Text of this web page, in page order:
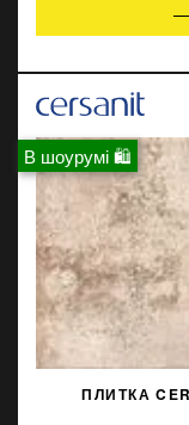
В шоурумі 🛍
ПЛИТКА